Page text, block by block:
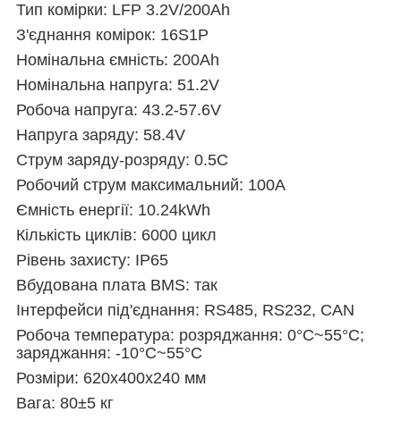
Тип комірки: LFP 3.2V/200Ah
З'єднання комірок: 16S1P
Номінальна ємність: 200Ah
Номінальна напруга: 51.2V
Робоча напруга: 43.2-57.6V
Напруга заряду: 58.4V
Струм заряду-розряду: 0.5C
Робочий струм максимальний: 100A
Ємність енергії: 10.24kWh
Кількість циклів: 6000 цикл
Рівень захисту: IP65
Вбудована плата BMS: так
Інтерфейси під'єднання: RS485, RS232, CAN
Робоча температура: розряджання: 0°C~55°C;
заряджання: -10°C~55°C
Розміри: 620x400x240 мм
Вага: 80±5 кг